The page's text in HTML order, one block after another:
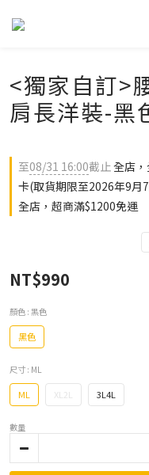
<獨家自訂>
肩長洋裝-黑
至08/31 16:00截止全店
卡(取貨期限至2026年9月
全店，超商滿$1200免運
NT$990
顏色 : 黑色
黑色
尺寸 : ML
ML XL2L 3L4L
數量